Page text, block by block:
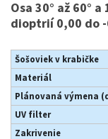
Osa 30° až 60°
dioptrií 0,00 do
Šošoviek v krabičke
Materiál
Plánovaná výmena
UV filter
Zakrivenie